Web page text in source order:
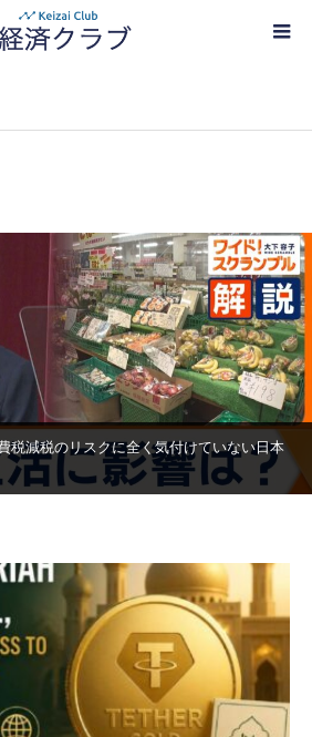
税減税のリスクに全く気付けていない日本